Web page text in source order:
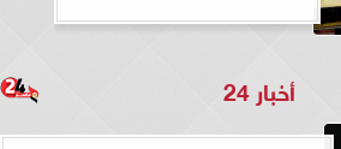
أخبار 24